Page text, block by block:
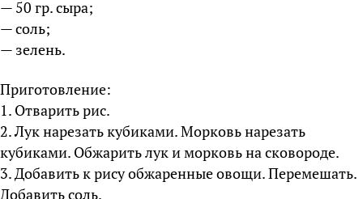
— 50 гр. сыра;
— соль;
— зелень.
Приготовление:
1. Отварить рис.
2. Лук нарезать кубиками. Морковь нарезать
кубиками. Обжарить лук и морковь на сковороде.
3. Добавить к рису обжаренные овощи. Перемешать.
Добавить соль.